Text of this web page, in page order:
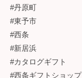
#丹原町
#東予市
#西条
#新居浜
#カタログギフト
#西条ギフトショップ